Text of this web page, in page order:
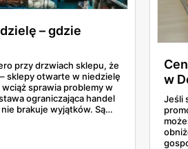
– gdzie
przy drzwiach sklepu, że
sklepy otwarte w niedzielę
sprawia problemy w
ograniczająca handel
brakuje wyjątków. Są
w
Jeśli